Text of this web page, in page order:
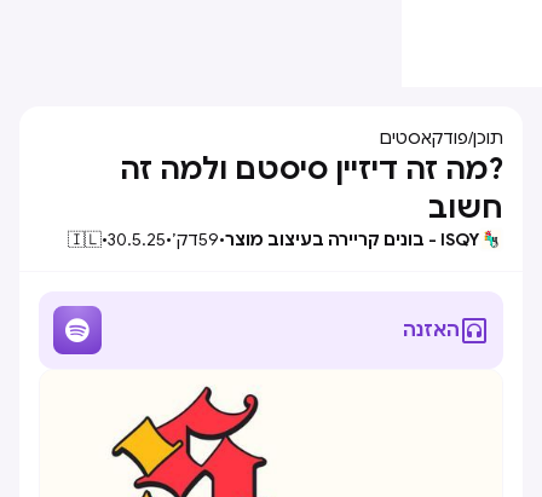
תוכן/פודקאסטים
?מה זה דיזיין סיסטם ולמה זה
חשוב
ISQY - בונים קריירה בעיצוב מוצר •
59דק׳•
30.5.25
•
🇮🇱
האזנה 